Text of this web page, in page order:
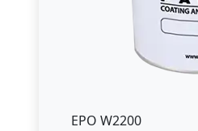
EPO W2200